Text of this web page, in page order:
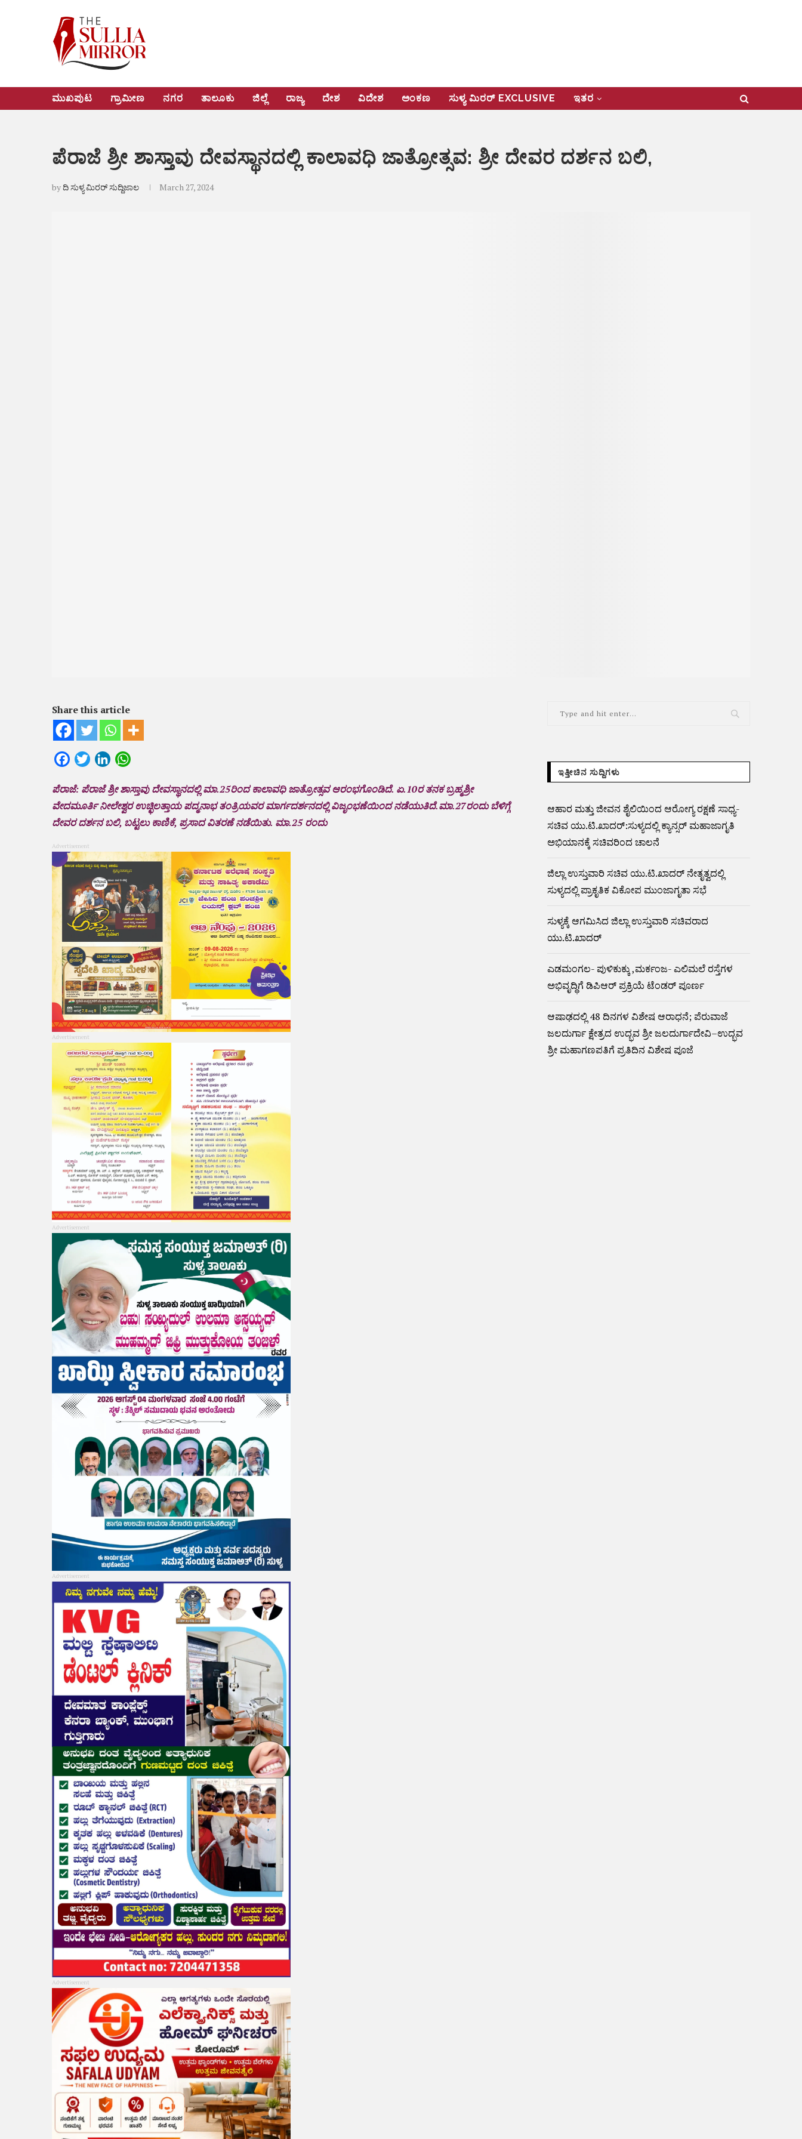
ಮುಖಪುಟ ಗ್ರಾಮೀಣ ನಗರ ತಾಲೂಕು ಜಿಲ್ಲೆ ರಾಜ್ಯ ದೇಶ ವಿದೇಶ ಅಂಕಣ ಸುಳ್ಯ ಮಿರರ್‌ EXCLUSIVE ಇತರ
ಪೆರಾಜೆ ಶ್ರೀ ಶಾಸ್ತಾವು ದೇವಸ್ಥಾನದಲ್ಲಿ ಕಾಲಾವಧಿ ಜಾತ್ರೋತ್ಸವ: ಶ್ರೀ ದೇವರ ದರ್ಶನ ಬಲಿ,
byದಿ ಸುಳ್ಯ ಮಿರರ್ ಸುದ್ದಿಜಾಲ March 27, 2024
Share this article
FacebookTwitterLinkedIn
ಪೆರಾಜೆ: ಪೆರಾಜೆ ಶ್ರೀ ಶಾಸ್ತಾವು ದೇವಸ್ಥಾನದಲ್ಲಿ ಮಾ.25ರಿಂದ ಕಾಲಾವಧಿ ಜಾತ್ರೋತ್ಸವ ಆರಂಭಗೊಂಡಿದೆ. ಏ.10ರ ತನಕ ಬ್ರಹ್ಮಶ್ರೀ
ವೇದಮೂರ್ತಿ ನೀಲೇಶ್ವರ ಉಚ್ಛಿಲತ್ತಾಯ ಪದ್ಮನಾಭ ತಂತ್ರಿಯವರ ಮಾರ್ಗದರ್ಶನದಲ್ಲಿ ವಿಜೃಂಭಣೆಯಿಂದ ನಡೆಯುತಿದೆ.ಮಾ.27ರಂದು ಬೆಳಿಗ್ಗೆ
ದೇವರ ದರ್ಶನ ಬಲಿ, ಬಟ್ಟಲು ಕಾಣಿಕೆ, ಪ್ರಸಾದ ವಿತರಣೆ ನಡೆಯಿತು. ಮಾ.25 ರಂದು
Advertisement
Advertisement
Advertisement
Advertisement
Advertisement
ಇತ್ತೀಚಿನ ಸುದ್ದಿಗಳು
ಆಹಾರ ಮತ್ತು ಜೀವನ ಶೈಲಿಯಿಂದ ಆರೋಗ್ಯ ರಕ್ಷಣೆ ಸಾಧ್ಯ-
ಸಚಿವ ಯು.ಟಿ.ಖಾದರ್:ಸುಳ್ಯದಲ್ಲಿ ಕ್ಯಾನ್ಸರ್ ಮಹಾಜಾಗೃತಿ
ಅಭಿಯಾನಕ್ಕೆ ಸಚಿವರಿಂದ ಚಾಲನೆ
ಜಿಲ್ಲಾ ಉಸ್ತುವಾರಿ ಸಚಿವ ಯು.ಟಿ.ಖಾದರ್ ನೇತೃತ್ವದಲ್ಲಿ
ಸುಳ್ಯದಲ್ಲಿ ಪ್ರಾಕೃತಿಕ ವಿಕೋಪ ಮುಂಜಾಗೃತಾ ಸಭೆ
ಸುಳ್ಯಕ್ಕೆ ಆಗಮಿಸಿದ ಜಿಲ್ಲಾ ಉಸ್ತುವಾರಿ ಸಚಿವರಾದ
ಯು.ಟಿ.ಖಾದರ್
ಎಡಮಂಗಲ- ಪುಳಿಕುಕ್ಕು ,ಮರ್ಕಂಜ- ಎಲಿಮಲೆ ರಸ್ತೆಗಳ
ಅಭಿವೃದ್ಧಿಗೆ ಡಿಪಿಆರ್ ಪ್ರಕ್ರಿಯೆ ಟೆಂಡರ್ ಪೂರ್ಣ
ಆಷಾಢದಲ್ಲಿ 48 ದಿನಗಳ ವಿಶೇಷ ಆರಾಧನೆ; ಪೆರುವಾಜೆ
ಜಲದುರ್ಗಾ ಕ್ಷೇತ್ರದ ಉದ್ಭವ ಶ್ರೀ ಜಲದುರ್ಗಾದೇವಿ–ಉದ್ಭವ
ಶ್ರೀ ಮಹಾಗಣಪತಿಗೆ ಪ್ರತಿದಿನ ವಿಶೇಷ ಪೂಜೆ